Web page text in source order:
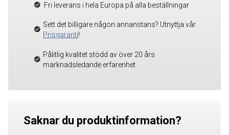
Fri leverans i hela Europa på alla beställningar
Sett det billigare någon annanstans? Utnyttja vår
Prisgaranti!
Pålitlig kvalitet stödd av över 20 års
marknadsledande erfarenhet
Saknar du produktinformation?